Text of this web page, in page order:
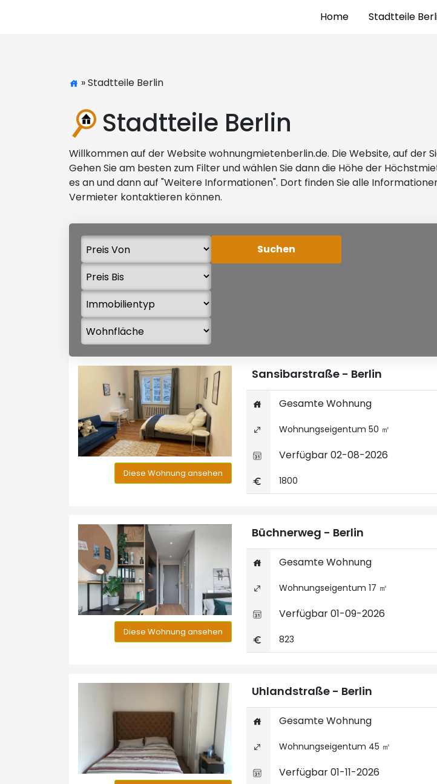
Home Stadtteile
» Stadtteile Berlin
Stadtteile Berlin
Willkommen auf der Website wohnungmietenberlin.de. Die Website, auf der
Gehen Sie am besten zum Filter und wählen Sie dann die Höhe der
es an und dann auf "Weitere Informationen". Dort finden Sie alle
Vermieter kontaktieren können.
Diese Wohnung ansehen
Sansibarstraße - Berlin
Gesamte Wohnung
Wohnungseigentum 50 ㎡
Verfügbar 02-08-2026
1800
Diese Wohnung ansehen
Büchnerweg - Berlin
Gesamte Wohnung
Wohnungseigentum 17 ㎡
Verfügbar 01-09-2026
823
Uhlandstraße - Berlin
Gesamte Wohnung
Wohnungseigentum 45 ㎡
Verfügbar 01-11-2026